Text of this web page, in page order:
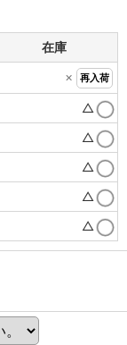
在庫
× 再入荷
△
△
△
△
△